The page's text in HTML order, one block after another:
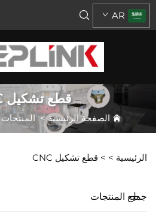
AR
قطع تشكيل CNC
الصفحة الرئيسية>المنتجات
الرئيسية > > قطع تشكيل CNC
جميع المنتجات